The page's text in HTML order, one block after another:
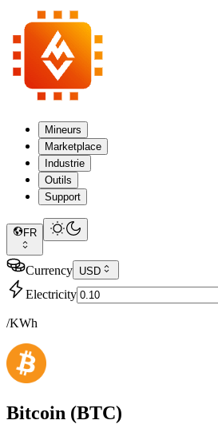
Mineurs
Marketplace
Industrie
Outils
Support
FR
Currency USD
Electricity
/KWh
Bitcoin (BTC)